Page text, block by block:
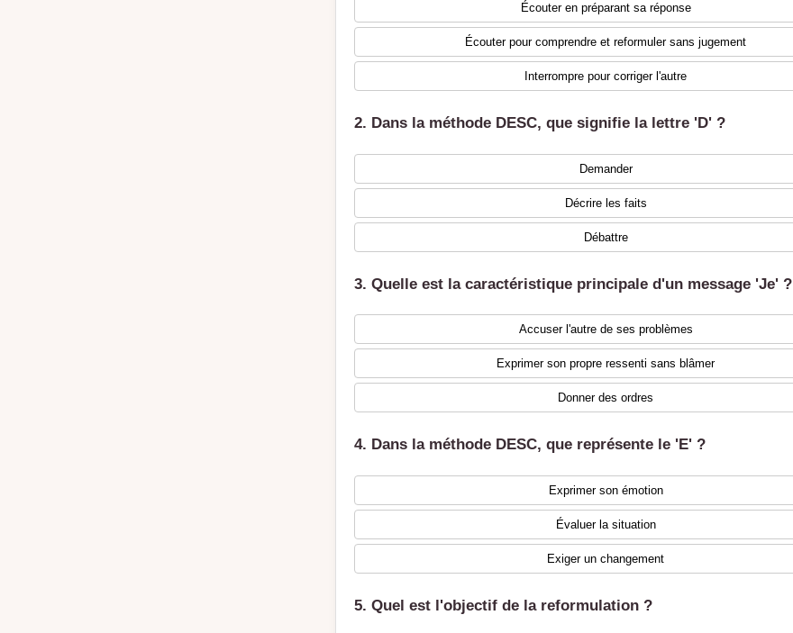
Écouter en préparant sa réponse
Écouter pour comprendre et reformuler sans jugement
Interrompre pour corriger l'autre
2. Dans la méthode DESC, que signifie la lettre 'D' ?
Demander
Décrire les faits
Débattre
3. Quelle est la caractéristique principale d'un message 'Je' ?
Accuser l'autre de ses problèmes
Exprimer son propre ressenti sans blâmer
Donner des ordres
4. Dans la méthode DESC, que représente le 'E' ?
Exprimer son émotion
Évaluer la situation
Exiger un changement
5. Quel est l'objectif de la reformulation ?